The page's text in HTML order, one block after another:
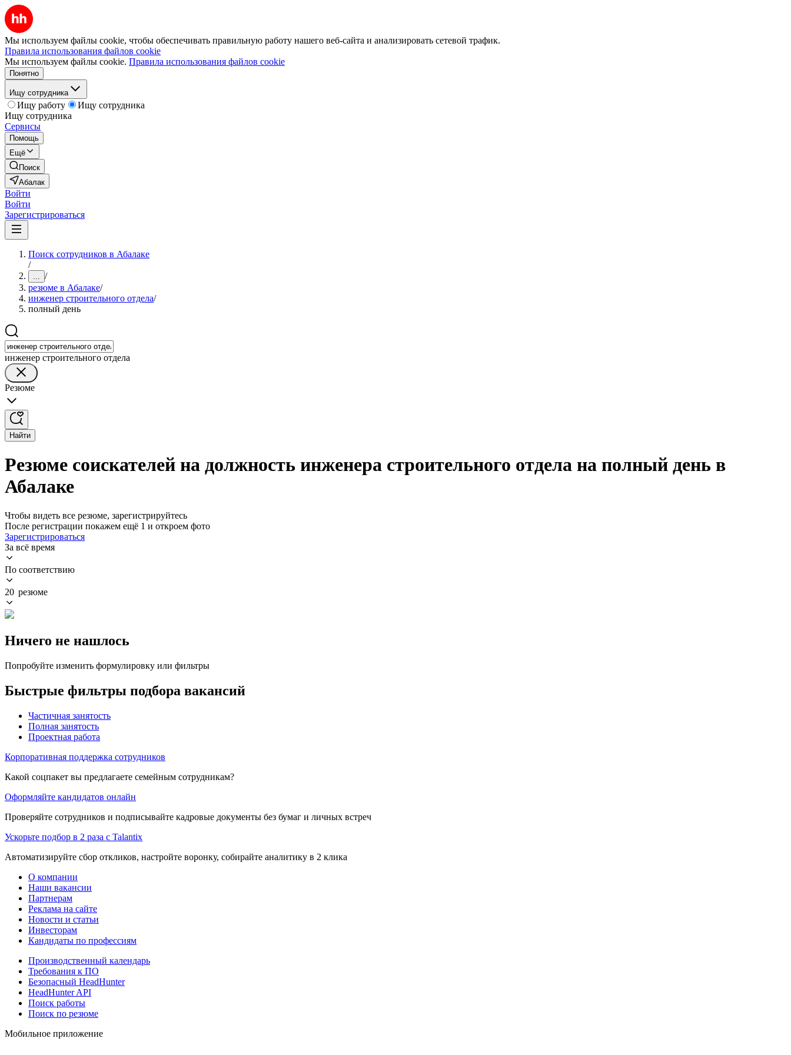
Мы используем файлы cookie, чтобы обеспечивать правильную работу нашего веб-сайта и анализировать сетевой трафик.
Правила использования файлов cookie
Мы используем файлы cookie. Правила использования файлов cookie
Понятно
Ищу сотрудника
Ищу работу
Ищу сотрудника
Ищу сотрудника
Сервисы
Помощь
Ещё
Поиск
Абалак
Войти
Войти
Зарегистрироваться
Поиск сотрудников в Абалаке
/
... /
резюме в Абалаке/
инженер строительного отдела/
полный день
инженер строительного отдела
Резюме
Найти
Резюме соискателей на должность инженера строительного отдела на полный день в
Абалаке
Чтобы видеть все резюме, зарегистрируйтесь
После регистрации покажем ещё 1 и откроем фото
Зарегистрироваться
За всё время
По соответствию
20 резюме
Ничего не нашлось
Попробуйте изменить формулировку или фильтры
Быстрые фильтры подбора вакансий
Частичная занятость
Полная занятость
Проектная работа
Корпоративная поддержка сотрудников
Какой соцпакет вы предлагаете семейным сотрудникам?
Оформляйте кандидатов онлайн
Проверяйте сотрудников и подписывайте кадровые документы без бумаг и личных встреч
Ускорьте подбор в 2 раза с Talantix
Автоматизируйте сбор откликов, настройте воронку, собирайте аналитику в 2 клика
О компании
Наши вакансии
Партнерам
Реклама на сайте
Новости и статьи
Инвесторам
Кандидаты по профессиям
Производственный календарь
Требования к ПО
Безопасный HeadHunter
HeadHunter API
Поиск работы
Поиск по резюме
Мобильное приложение